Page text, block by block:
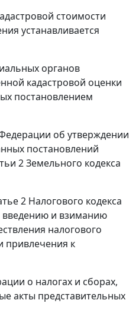
стоимости
устанавливается
органов
кадастровой оценки
постановлением
об утверждении
постановлений
2 Земельного кодекса
2 Налогового кодекса
введению и взиманию
налогового
привлечения к
о налогах и сборах,
акты представительных